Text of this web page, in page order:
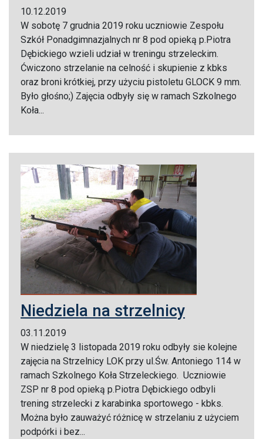
10.12.2019
W sobotę 7 grudnia 2019 roku uczniowie Zespołu
Szkół Ponadgimnazjalnych nr 8 pod opieką p.Piotra
Dębickiego wzieli udział w treningu strzeleckim.
Ćwiczono strzelanie na celność i skupienie z kbks
oraz broni krótkiej, przy użyciu pistoletu GLOCK 9 mm.
Było głośno;) Zajęcia odbyły się w ramach Szkolnego
Koła...
Niedziela na strzelnicy
03.11.2019
W niedzielę 3 listopada 2019 roku odbyły sie kolejne
zajęcia na Strzelnicy LOK przy ul.Św. Antoniego 114 w
ramach Szkolnego Koła Strzeleckiego. Uczniowie
ZSP nr 8 pod opieką p.Piotra Dębickiego odbyli
trening strzelecki z karabinka sportowego - kbks.
Można było zauważyć różnicę w strzelaniu z użyciem
podpórki i bez...